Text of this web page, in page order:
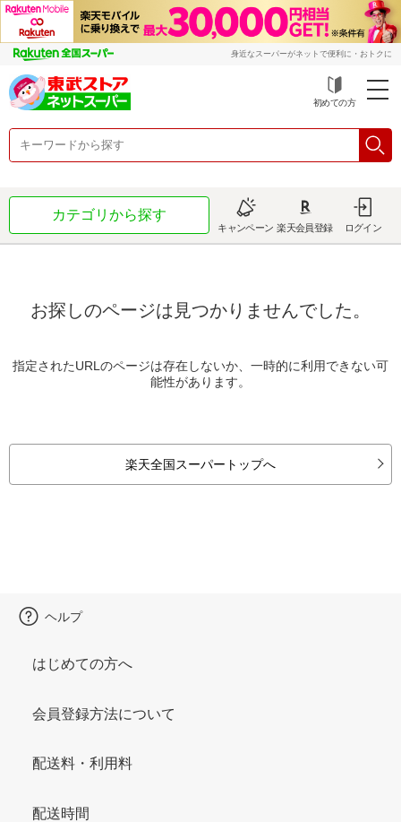
身近なスーパーがネットで便利に・おトクに
初めての方
カテゴリから探す
キャンペーン 楽天会員登録 ログイン
お探しのページは見つかりませんでした。
指定されたURLのページは存在しないか、一時的に利用できない可
能性があります。
楽天全国スーパートップへ
ヘルプ
はじめての方へ
会員登録方法について
配送料・利用料
配送時間